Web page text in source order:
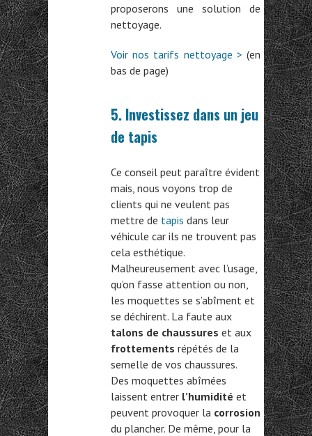
proposerons une solution de
nettoyage.
Voir nos tarifs nettoyage > (en
bas de page)
5. Investissez dans un jeu
de tapis
Ce conseil peut paraître évident
mais, nous voyons trop de
clients qui ne veulent pas
mettre de tapis dans leur
véhicule car ils ne trouvent pas
cela esthétique.
Malheureusement avec l’usage,
qu’on fasse attention ou non,
les moquettes se s’abîment et
se déchirent. La faute aux
talons de chaussures et aux
frottements répétés de la
semelle de vos chaussures.
Des moquettes abîmées
laissent entrer l’humidité et
peuvent provoquer la corrosion
du plancher. De même, pour la